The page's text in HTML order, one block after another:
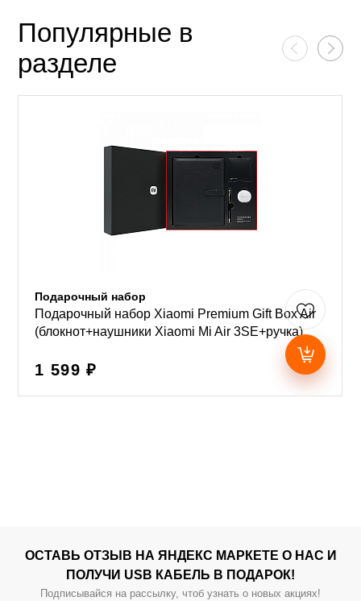
Популярные в
разделе
Подарочный набор
Подарочный набор Xiaomi Premium Gift Box Air
(блокнот+наушники Xiaomi Mi Air 3SE+ручка)
1 599 ₽
ОСТАВЬ ОТЗЫВ НА ЯНДЕКС МАРКЕТЕ О НАС И
ПОЛУЧИ USB КАБЕЛЬ В ПОДАРОК!
Подписывайся на рассылку, чтоб узнать о новых акциях!